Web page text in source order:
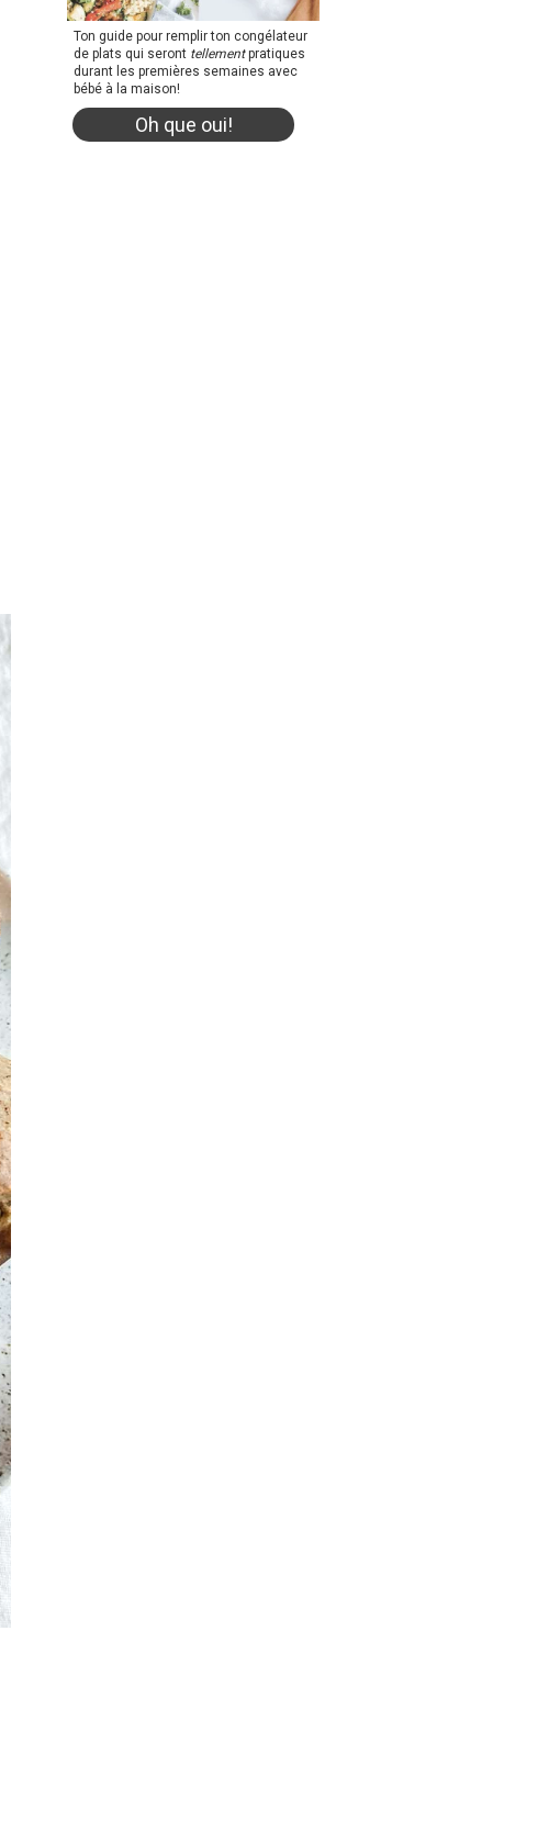
Ton guide pour remplir ton congélateur
de plats qui seront tellementpratiques
durant les premières semaines avec
bébé à la maison!
Oh que oui!